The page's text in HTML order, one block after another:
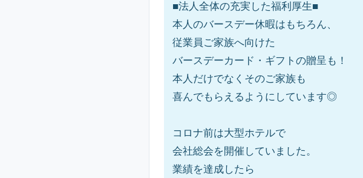
■法人全体の充実した福利厚生■
本人のバースデー休暇はもちろん、
従業員ご家族へ向けた
バースデーカード・ギフトの贈呈も！
本人だけでなくそのご家族も
喜んでもらえるようにしています◎
コロナ前は大型ホテルで
会社総会を開催していました。
業績を達成したら